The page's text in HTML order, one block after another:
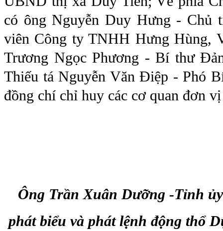
có ông Nguyễn Duy Hưng - Chủ
viên Công ty TNHH Hưng Hùng,
Trương Ngọc Phương - Bí thư
Thiếu tá Nguyễn Văn Điệp - Phó
đồng chí chỉ huy các cơ quan đơn
Ông Trần Xuân Dưỡng -Tỉnh
phát biểu và phát lệnh động thổ